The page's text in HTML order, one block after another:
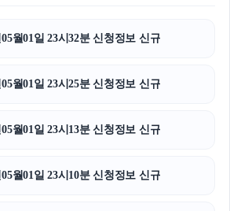
월01일 23시32분 신청정보 신규
월01일 23시25분 신청정보 신규
월01일 23시13분 신청정보 신규
월01일 23시10분 신청정보 신규